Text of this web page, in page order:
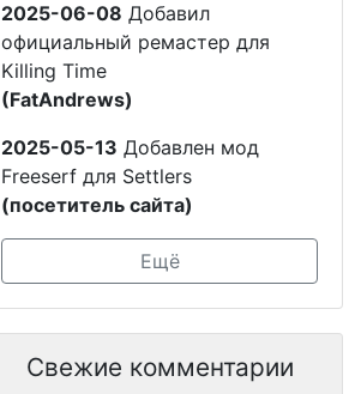
2025-06-08 Добавил
официальный ремастер для
Killing Time
(FatAndrews)
2025-05-13 Добавлен мод
Freeserf для Settlers
(посетитель сайта)
Ещё
Свежие комментарии